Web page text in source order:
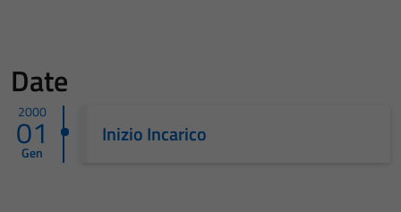
Date
2000
01
Gen
Inizio Incarico